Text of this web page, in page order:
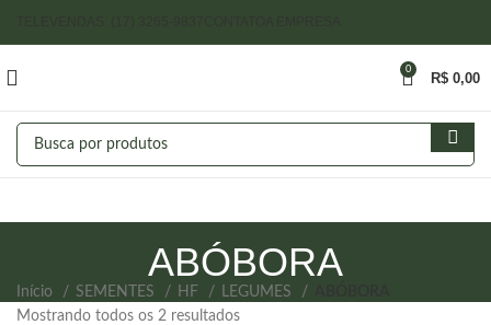
0 R$ 0,00
ABÓBORA
Início SEMENTES HF LEGUMES
Mostrando todos os 2 resultados